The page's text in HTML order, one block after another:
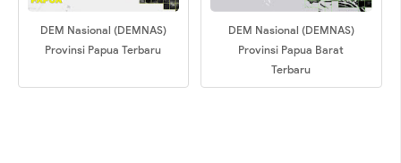
DEM Nasional (DEMNAS)
Provinsi Papua Terbaru
DEM Nasional (DEMNAS)
Provinsi Papua Barat
Terbaru